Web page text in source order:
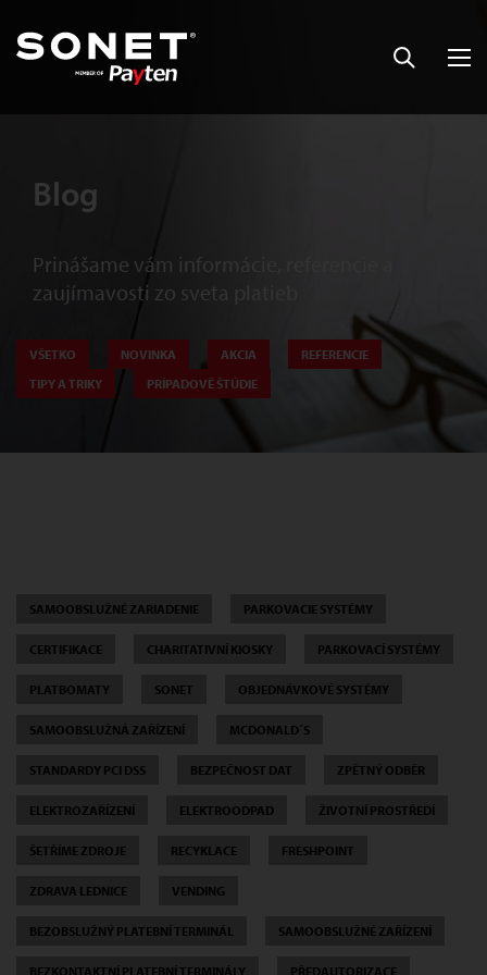
Blog
Prinášame vám informácie, referencie a
zaujímavosti zo sveta platieb
VŠETKO NOVINKA AKCIA
REFERENCIE
TIPY A TRIKY
PRÍPADOVÉ ŠTÚDIE
SAMOOBSLUŽNÉ ZARIADENIE PARKOVACIE SYSTÉMY
CERTIFIKACE CHARITATIVNÍ KIOSKY PARKOVACÍ SYSTÉMY
PLATBOMATY SONET OBJEDNÁVKOVÉ SYSTÉMY
SAMOOBSLUŽNÁ ZAŘÍZENÍ MCDONALD´S
STANDARDY PCI DSS BEZPEČNOST DAT ZPĚTNÝ ODBĚR
ELEKTROZAŘÍZENÍ ELEKTROODPAD ŽIVOTNÍ PROSTŘEDÍ
ŠETŘÍME ZDROJE RECYKLACE FRESHPOINT
ZDRAVA LEDNICE VENDING
BEZOBSLUŽNÝ PLATEBNÍ TERMINÁL SAMOOBSLUŽNÉ ZAŘÍZENÍ
BEZKONTAKTNÍ PLATEBNÍ TERMINÁLY PŘEDAUTORIZACE